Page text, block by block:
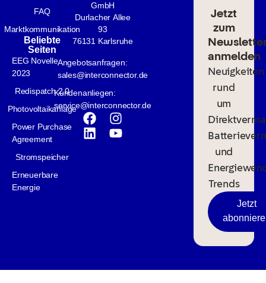
FAQ
Marktkommunikation
Beliebte
Seiten
EEG Novelle
2023
Redispatch 2.0
Photovoltaikanlage
Power Purchase
Agreement
Stromspeicher
Erneuerbare
Energie
GmbH
Durlacher Allee
93
76131 Karlsruhe
Angebotsanfragen:
sales@interconnector.de
Kundenanliegen:
service@interconnector.de
Jetzt
zum
anmelden
Neuigkeiten
rund
um
und
Trends
Jetzt